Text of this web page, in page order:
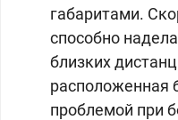
габаритами.
способно
близких
расположенная
проблемой при